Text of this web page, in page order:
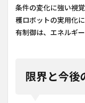
条件の変化に強い視
穫ロボットの実用化
有制御は、エネルギ
限界と今後